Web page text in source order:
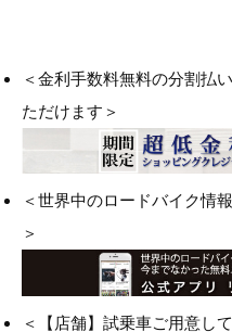
＜金利手数料無料の分割払
ただけます＞
＜世界中のロードバイク情
＞
＜【店舗】試乗車ご用意し